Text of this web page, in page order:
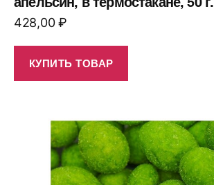
428,00₽
КУПИТЬ ТОВАР